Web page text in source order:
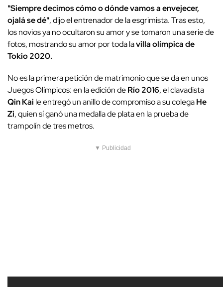
"Siempre decimos cómo o dónde vamos a envejecer,
ojalá se dé", dijo el entrenador de la esgrimista. Tras esto,
los novios ya no ocultaron su amor y se tomaron una serie de
fotos, mostrando su amor por toda lavilla olímpica de
Tokio 2020.
No es la primera petición de matrimonio que se da en unos
Juegos Olímpicos: en la edición deRío 2016, el clavadista
Qin Kai le entregó un anillo de compromiso a su colegaHe
Zi, quien sí ganó una medalla de plata en la prueba de
trampolín de tres metros.
▼ Publicidad